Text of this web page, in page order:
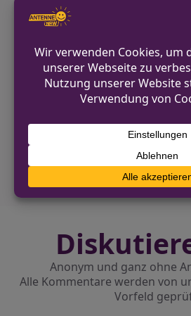
um keine
Fahrzeug zurückzulassen.
VORHERIGER BEITRAG
Diebstähle aus Pkw in
Forstschutzbeauftragter
Anonym und ganz ohne
Alle Kommentare werden von
Vorfeld